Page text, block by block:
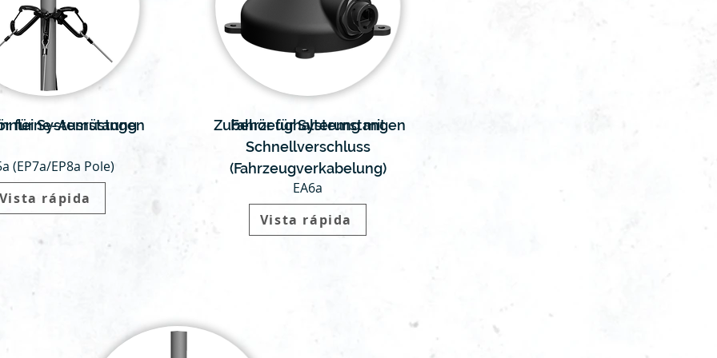
für Systemstangen
Ausrüstung
(EP7a/EP8a Pole)
Vista rápida
Zubehör für Systemstangen
Fahrzeughalterung mit
Schnellverschluss
(Fahrzeugverkabelung)
EA6a
Vista rápida